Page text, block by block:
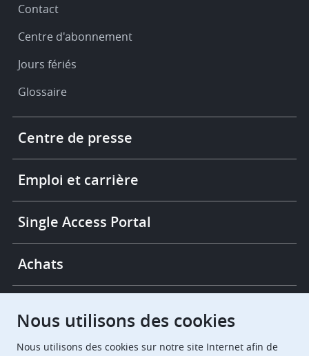
Contact
Centre d'abonnement
Jours fériés
Glossaire
More
links
Centre de presse
Emploi et carrière
Single Access Portal
Achats
European Patent Office EPO Jobs
Nous utilisons des cookies
Nous utilisons des cookies sur notre site Internet afin de